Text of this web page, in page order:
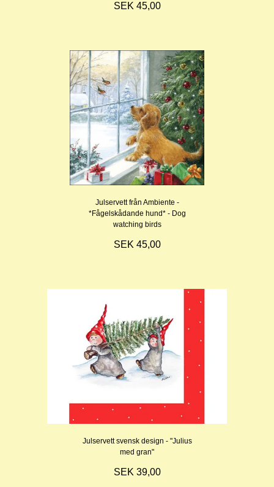
SEK 45,00
Julservett från Ambiente -
*Fågelskådande hund* - Dog
watching birds
SEK 45,00
Julservett svensk design - "Julius
med gran"
SEK 39,00